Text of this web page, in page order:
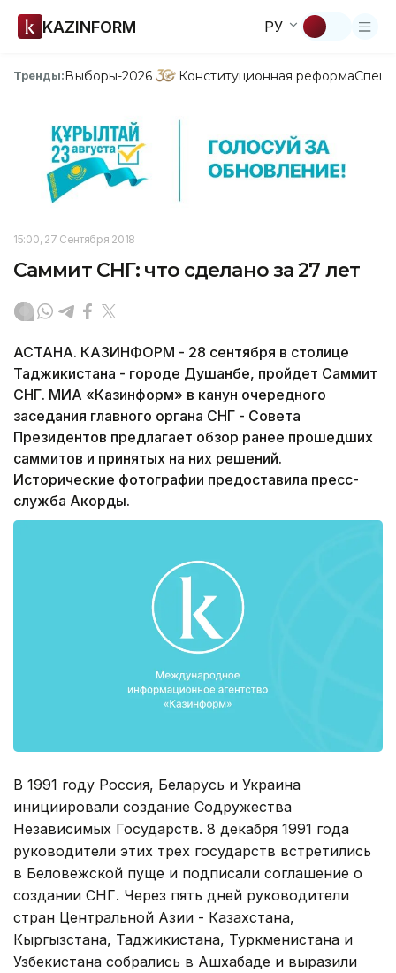
KAZINFORM РУ
Тренды:Выборы-2026 Конституционная реформа
15:00, 27 Сентября 2018
Саммит СНГ: что сделано за 27 лет
АСТАНА. КАЗИНФОРМ - 28 сентября в столице
Таджикистана - городе Душанбе, пройдет Саммит
СНГ. МИА «Казинформ» в канун очередного
заседания главного органа СНГ - Совета
Президентов предлагает обзор ранее прошедших
саммитов и принятых на них решений.
Исторические фотографии предоставила пресс-
служба Акорды.
В 1991 году Россия, Беларусь и Украина
инициировали создание Содружества
Независимых Государств. 8 декабря 1991 года
руководители этих трех государств встретились
в Беловежской пуще и подписали соглашение о
создании СНГ. Через пять дней руководители
стран Центральной Азии - Казахстана,
Кыргызстана, Таджикистана, Туркменистана и
Узбекистана собрались в Ашхабаде и выразили